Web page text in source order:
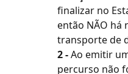
finalizar no
então NÃO há
transporte de
2 - Ao emitir
percurso não